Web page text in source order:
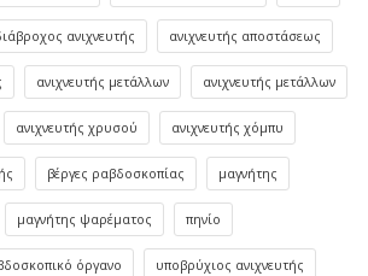
ανιχνευτής ανιχνευτής αποστάσεως
ανιχνευτής μετάλλων ανιχνευτής μετάλλων
ανιχνευτής χρυσού ανιχνευτής χόμπυ
βέργες ραβδοσκοπίας μαγνήτης
μαγνήτης ψαρέματος πηνίο
όργανο υποβρύχιος ανιχνευτής